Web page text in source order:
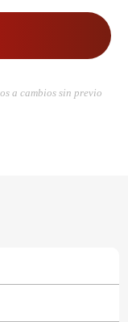
a cambios sin previo